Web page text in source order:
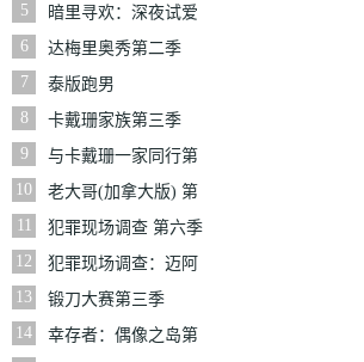
5
暗里寻欢：深夜试爱
实验
6
达梅里奥秀第二季
7
泰版跑男
8
卡戴珊家族第三季
9
与卡戴珊一家同行第
七季
10
老大哥(加拿大版) 第
三季
11
犯罪现场调查 第六季
12
犯罪现场调查：迈阿
密 第六季
13
锻刀大赛第三季
14
幸存者：偶像之岛第